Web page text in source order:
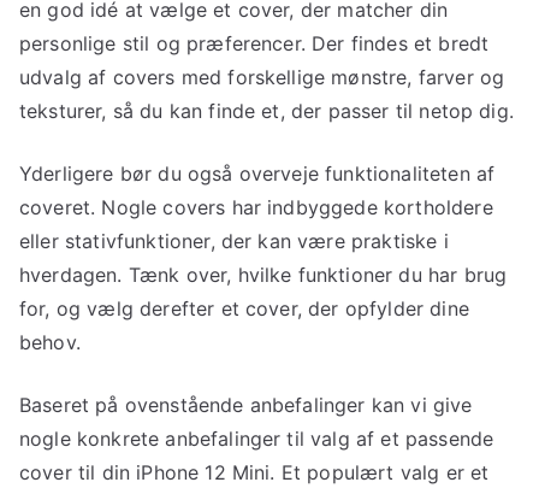
en god idé at vælge et cover, der matcher din
personlige stil og præferencer. Der findes et bredt
udvalg af covers med forskellige mønstre, farver og
teksturer, så du kan finde et, der passer til netop dig.
Yderligere bør du også overveje funktionaliteten af
coveret. Nogle covers har indbyggede kortholdere
eller stativfunktioner, der kan være praktiske i
hverdagen. Tænk over, hvilke funktioner du har brug
for, og vælg derefter et cover, der opfylder dine
behov.
Baseret på ovenstående anbefalinger kan vi give
nogle konkrete anbefalinger til valg af et passende
cover til din iPhone 12 Mini. Et populært valg er et